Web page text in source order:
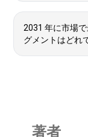
2031 年に市場
グメントはどれ
著者